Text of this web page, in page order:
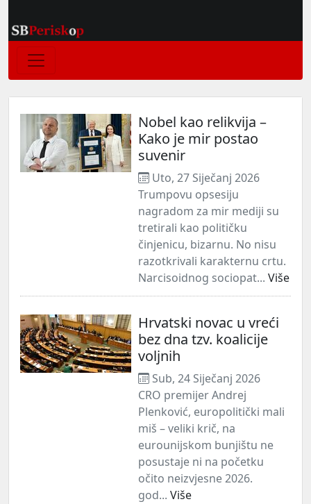
Nobel kao relikvija –
Kako je mir postao
suvenir
Uto, 27 Siječanj 2026
Trumpovu opsesiju
nagradom za mir mediji su
tretirali kao političku
činjenicu, bizarnu. No nisu
razotkrivali karakternu crtu.
Narcisoidnog sociopat... Više
Hrvatski novac u vreći
bez dna tzv. koalicije
voljnih
Sub, 24 Siječanj 2026
CRO premijer Andrej
Plenković, europolitički mali
miš – veliki krič, na
eurounijskom bunjištu ne
posustaje ni na početku
očito neizvjesne 2026.
god... Više